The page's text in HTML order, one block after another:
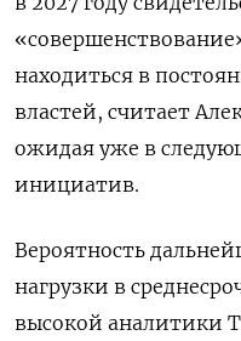
находиться в
властей, считает
ожидая уже в
инициатив.
Вероятность
нагрузки в
высокой аналитики